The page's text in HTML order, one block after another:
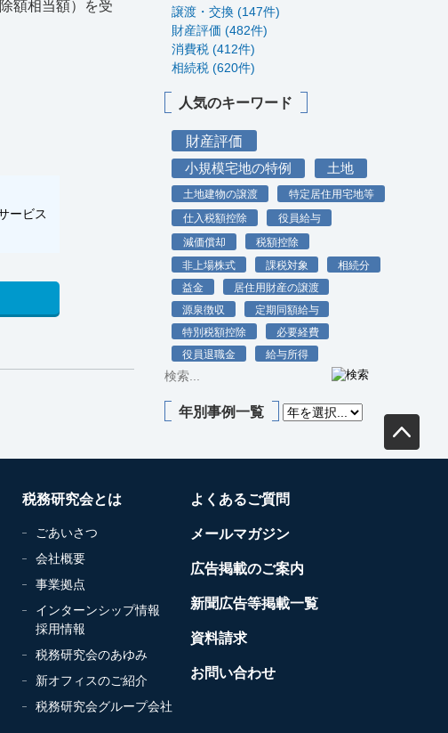
額相当額）を受
ービス
譲渡・交換 (147件)
財産評価 (482件)
消費税 (412件)
相続税 (620件)
人気のキーワード
財産評価
小規模宅地の特例 土地
土地建物の譲渡
特定居住用宅地等
仕入税額控除
役員給与
減価償却
税額控除
非上場株式
課税対象
相続分
益金
居住用財産の譲渡
源泉徴収
定期同額給与
特別税額控除
必要経費
役員退職金
給与所得
年別事例一覧
税務研究会とは
ごあいさつ
会社概要
事業拠点
インターンシップ情報
採用情報
税務研究会のあゆみ
新オフィスのご紹介
税務研究会グループ会社
よくあるご質問
メールマガジン
広告掲載のご案内
新聞広告等掲載一覧
資料請求
お問い合わせ